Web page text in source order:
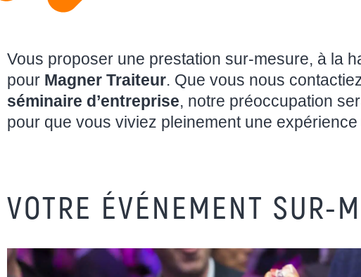
Vous proposer une prestation sur-mesure, à la
pour Magner Traiteur. Que vous nous
séminaire d’entreprise, notre préoccupation
pour que vous viviez pleinement une
VOTRE ÉVÉNEMENT SUR-